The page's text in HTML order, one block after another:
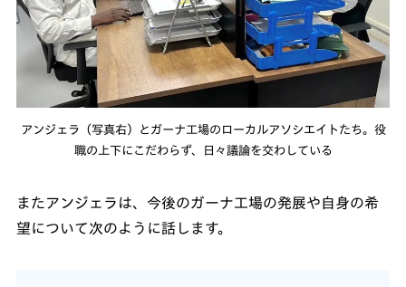
アンジェラ（写真右）とガーナ工場のローカルアソシエイトたち。役
職の上下にこだわらず、日々議論を交わしている
またアンジェラは、今後のガーナ工場の発展や自身の希
望について次のように話します。